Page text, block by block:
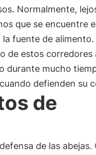
Normalmente,
que se encuentre
fuente de alimento.
de estos corredores
durante mucho
defienden su
de
de las abejas.